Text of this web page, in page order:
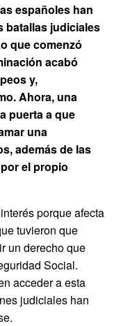
españoles han
batallas judiciales
que comenzó
acabó
y,
Ahora, una
puerta a que
una
además de las
el propio
porque afecta
tuvieron que
un derecho que
Social.
acceder a esta
judiciales han